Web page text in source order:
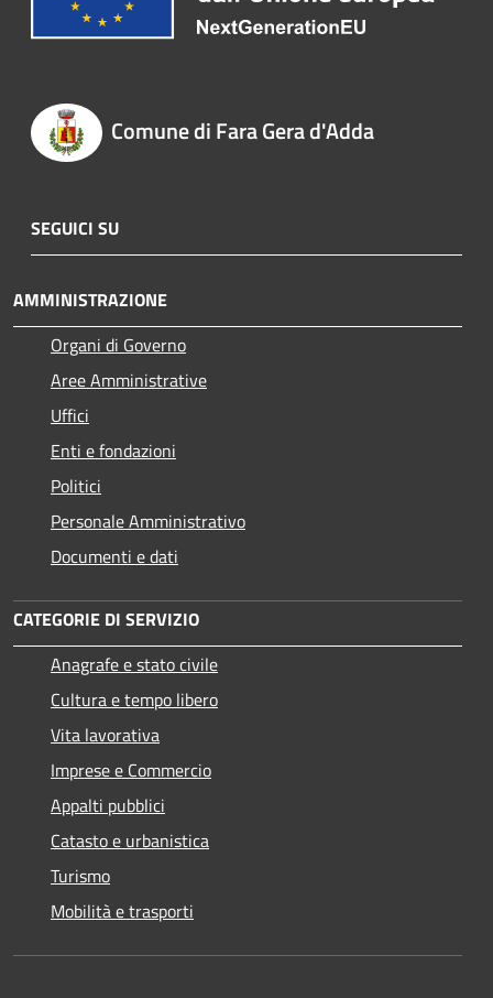
Comune di Fara Gera d'Adda
SEGUICI SU
AMMINISTRAZIONE
Organi di Governo
Aree Amministrative
Uffici
Enti e fondazioni
Politici
Personale Amministrativo
Documenti e dati
CATEGORIE DI SERVIZIO
Anagrafe e stato civile
Cultura e tempo libero
Vita lavorativa
Imprese e Commercio
Appalti pubblici
Catasto e urbanistica
Turismo
Mobilità e trasporti